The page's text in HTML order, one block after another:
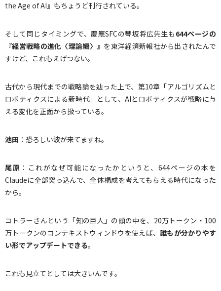
the Age of AI』もちょうど刊行されている。
そして同じタイミングで、慶應SFCの琴坂将広先生も 644ページの
『経営戦略の進化〈理論編〉』 を東洋経済新報社から出されたんで
すけど、これもえげつない。
古代から現代までの戦略論を辿った上で、第10章「アルゴリズムと
ロボティクスによる新時代」として、AIとロボティクスが戦略に与
える変化を正面から扱っている。
池田 ：恐ろしい波が来てますね。
尾原 ：これがなぜ可能になったかというと、644ページの本を
Claudeに全部突っ込んで、全体構成を考えてもらえる時代になった
から。
コトラーさんという「知の巨人」の頭の中を、20万トークン・100
万トークンのコンテキストウィンドウを使えば、誰もが分かりやす
い形でアップデートできる。
これも見立てとしては大きいんです。